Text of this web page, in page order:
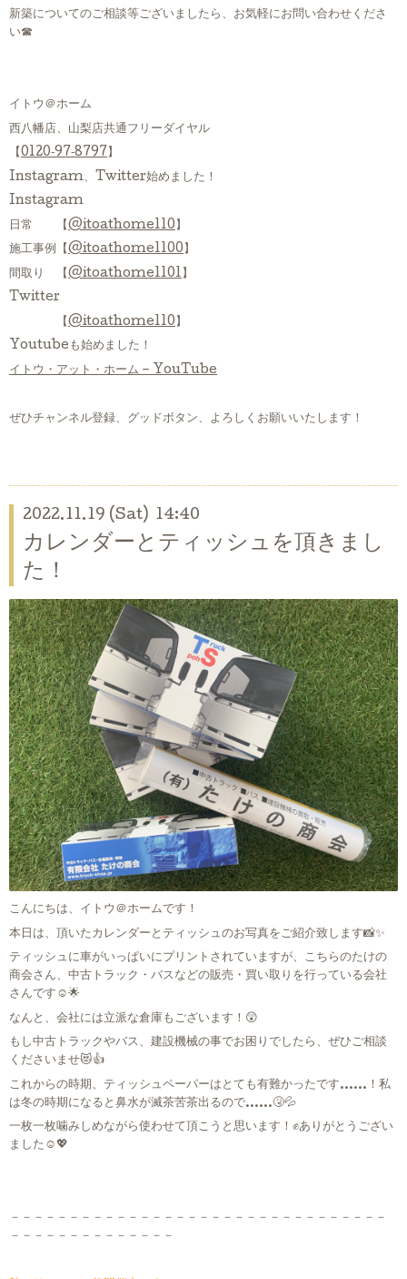
新築についてのご相談等ございましたら、お気軽にお問い合わせくださ
い☎
イトウ＠ホーム
西八幡店、山梨店共通フリーダイヤル
【0120‐97‐8797 】
Instagram、Twitter始めました！
Instagram
日常 【@itoathome110 】
施工事例【@itoathome1100 】
間取り 【@itoathome1101 】
Twitter
【@itoathome110 】
Youtubeも始めました！
イトウ・アット・ホーム – YouTube
ぜひチャンネル登録、グッドボタン、よろしくお願いいたします！
2022.11.19 (Sat) 14:40
カレンダーとティッシュを頂きまし
た！
こんにちは、イトウ＠ホームです！
本日は、頂いたカレンダーとティッシュのお写真をご紹介致します📸✨
ティッシュに車がいっぱいにプリントされていますが、こちらのたけの
商会さん、中古トラック・バスなどの販売・買い取りを行っている会社
さんです☺🌟
なんと、会社には立派な倉庫もございます！😲
もし中古トラックやバス、建設機械の事でお困りでしたら、ぜひご相談
くださいませ😻👍
これからの時期、ティッシュペーパーはとても有難かったです……！私
は冬の時期になると鼻水が滅茶苦茶出るので……🤧💦
一枚一枚噛みしめながら使わせて頂こうと思います！✊ありがとうござい
ました☺💖
－－－－－－－－－－－－－－－－－－－－－－－－－－－－－－－－
－－－－－－－－－－－－－－